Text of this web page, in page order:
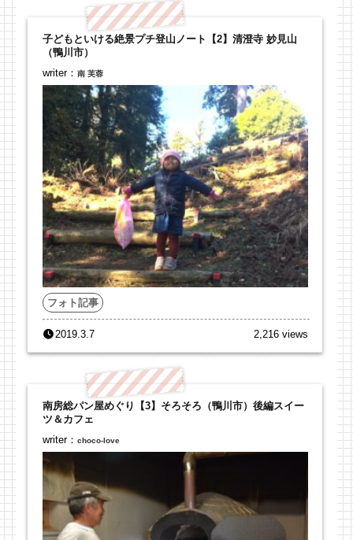
子どもといける絶景プチ登山ノート【2】清澄寺 妙見山
（鴨川市）
writer： 南 芙蓉
フォト記事
2019.3.7 2,216 views
南房総パン屋めぐり【3】そろそろ（鴨川市）後編スイー
ツ＆カフェ
writer： choco-love